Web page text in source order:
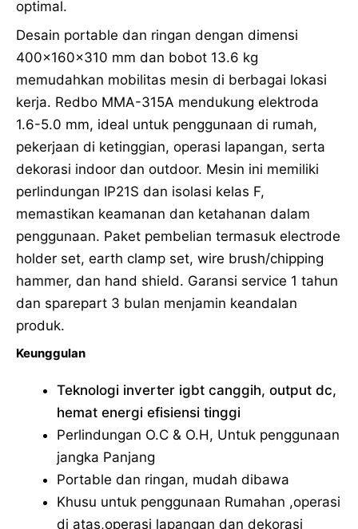
optimal.
Desain portable dan ringan dengan dimensi
400x160x310 mm dan bobot 13.6 kg
memudahkan mobilitas mesin di berbagai lokasi
kerja. Redbo MMA-315A mendukung elektroda
1.6-5.0 mm, ideal untuk penggunaan di rumah,
pekerjaan di ketinggian, operasi lapangan, serta
dekorasi indoor dan outdoor. Mesin ini memiliki
perlindungan IP21S dan isolasi kelas F,
memastikan keamanan dan ketahanan dalam
penggunaan. Paket pembelian termasuk electrode
holder set, earth clamp set, wire brush/chipping
hammer, dan hand shield. Garansi service 1 tahun
dan sparepart 3 bulan menjamin keandalan
produk.
Keunggulan
Teknologi inverter igbt canggih, output dc,
hemat energi efisiensi tinggi
Perlindungan O.C & O.H, Untuk penggunaan
jangka Panjang
Portable dan ringan, mudah dibawa
Khusu untuk penggunaan Rumahan ,operasi
di atas,operasi lapangan dan dekorasi